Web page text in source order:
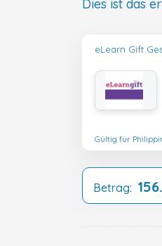
Dies ist das
eLearn Gift
Gültig für
Betrag: